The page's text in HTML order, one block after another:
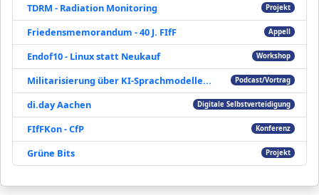
TDRM - Radiation Monitoring Projekt
Friedensmemorandum - 40 J. FIfF Appell
Endof10 - Linux statt Neukauf Workshop
Militarisierung über KI-Sprachmodelle... Podcast/Vortrag
di.day Aachen Digitale Selbstverteidigung
FIfFKon - CfP Konferenz
Grüne Bits Projekt